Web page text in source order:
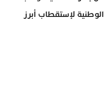
لإستقطاب أبرز